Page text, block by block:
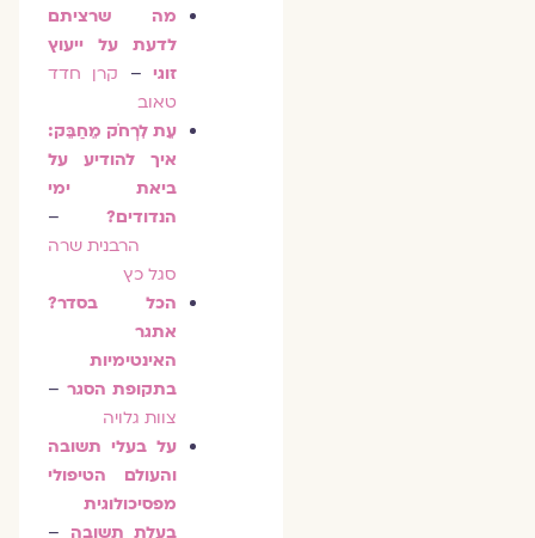
מה שרציתם
לדעת על ייעוץ
זוגי – קרן חדד
טאוב
עֵת לִרְחֹק מֵחַבֵּק:
איך להודיע על
ביאת ימי
הנדודים?–
הרבנית שרה
סגל כץ
הכל בסדר?
אתגר
האינטימיות
בתקופת הסגר–
צוות גלויה
על בעלי תשובה
והעולם הטיפולי
מפסיכולוגית
בעלת תשובה–